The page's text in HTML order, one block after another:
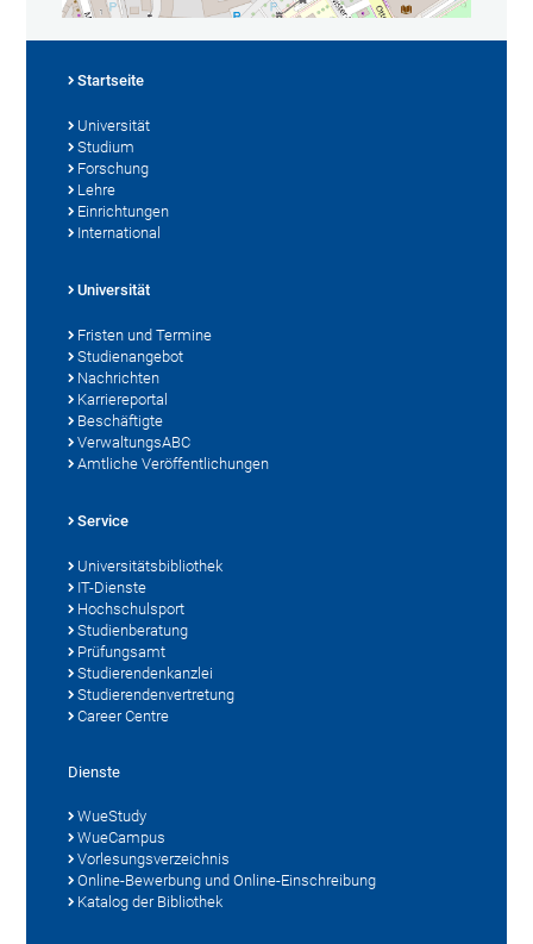
Startseite
Universität
Studium
Forschung
Lehre
Einrichtungen
International
Universität
Fristen und Termine
Studienangebot
Nachrichten
Karriereportal
Beschäftigte
VerwaltungsABC
Amtliche Veröffentlichungen
Service
Universitätsbibliothek
IT-Dienste
Hochschulsport
Studienberatung
Prüfungsamt
Studierendenkanzlei
Studierendenvertretung
Career Centre
Dienste
WueStudy
WueCampus
Vorlesungsverzeichnis
Online-Bewerbung und Online-Einschreibung
Katalog der Bibliothek